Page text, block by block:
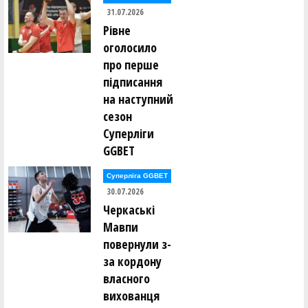
Нікіта Дробот (БУКОВИНСЬКІ ЗУБРИ Чернівецький ліцей
13)
В'ячеслав Дудаш (УЖ-7 Ужгородський ліцей 7
Олег Дудік (ЛІЦ-БАСКЕТ Ліцей ім.О.Цинкаловського
Платон Думенко (ПЛОСКІРІВ Хмельнцький ліцей 16)
Кирило Дунаєвський (Бершадський ліцей (Вінниччина))
Ростислав Ємельянов (ДНІПРОВСЬКИЙ ЛІЦЕЙ № 15
(Дніпропетровщина))
31.07.2026
Рівне
оголосило
про перше
підписання
на наступний
сезон
Суперліги
GGBET
Суперліга GGBET
30.07.2026
Черкаські
Мавпи
повернули з-
за кордону
власного
вихованця